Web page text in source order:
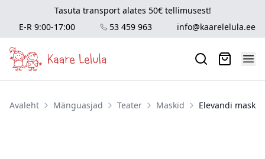
Tasuta transport alates 50€ tellimusest!
E-R 9:00-17:00
53 459 963 info@kaarelelula.ee
Avaleht Mänguasjad Teater Maskid Elevandi mask